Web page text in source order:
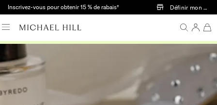
Passer au contenu principal
Inscrivez-vous pour obtenir 15 % de rabais† Définir mon